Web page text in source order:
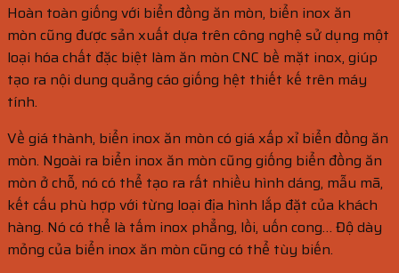
Hoàn toàn giống với biển đồng ăn mòn, biển inox ăn
mòn cũng được sản xuất dựa trên công nghệ sử dụng một
loại hóa chất đặc biệt làm ăn mòn CNC bề mặt inox, giúp
tạo ra nội dung quảng cáo giống hệt thiết kế trên máy
tính.
Về giá thành, biển inox ăn mòn có giá xấp xỉ biển đồng ăn
mòn. Ngoài ra biển inox ăn mòn cũng giống biển đồng ăn
mòn ở chỗ, nó có thể tạo ra rất nhiều hình dáng, mẫu mã,
kết cấu phù hợp với từng loại địa hình lắp đặt của khách
hàng. Nó có thể là tấm inox phẳng, lồi, uốn cong… Độ dày
mỏng của biển inox ăn mòn cũng có thể tùy biến.